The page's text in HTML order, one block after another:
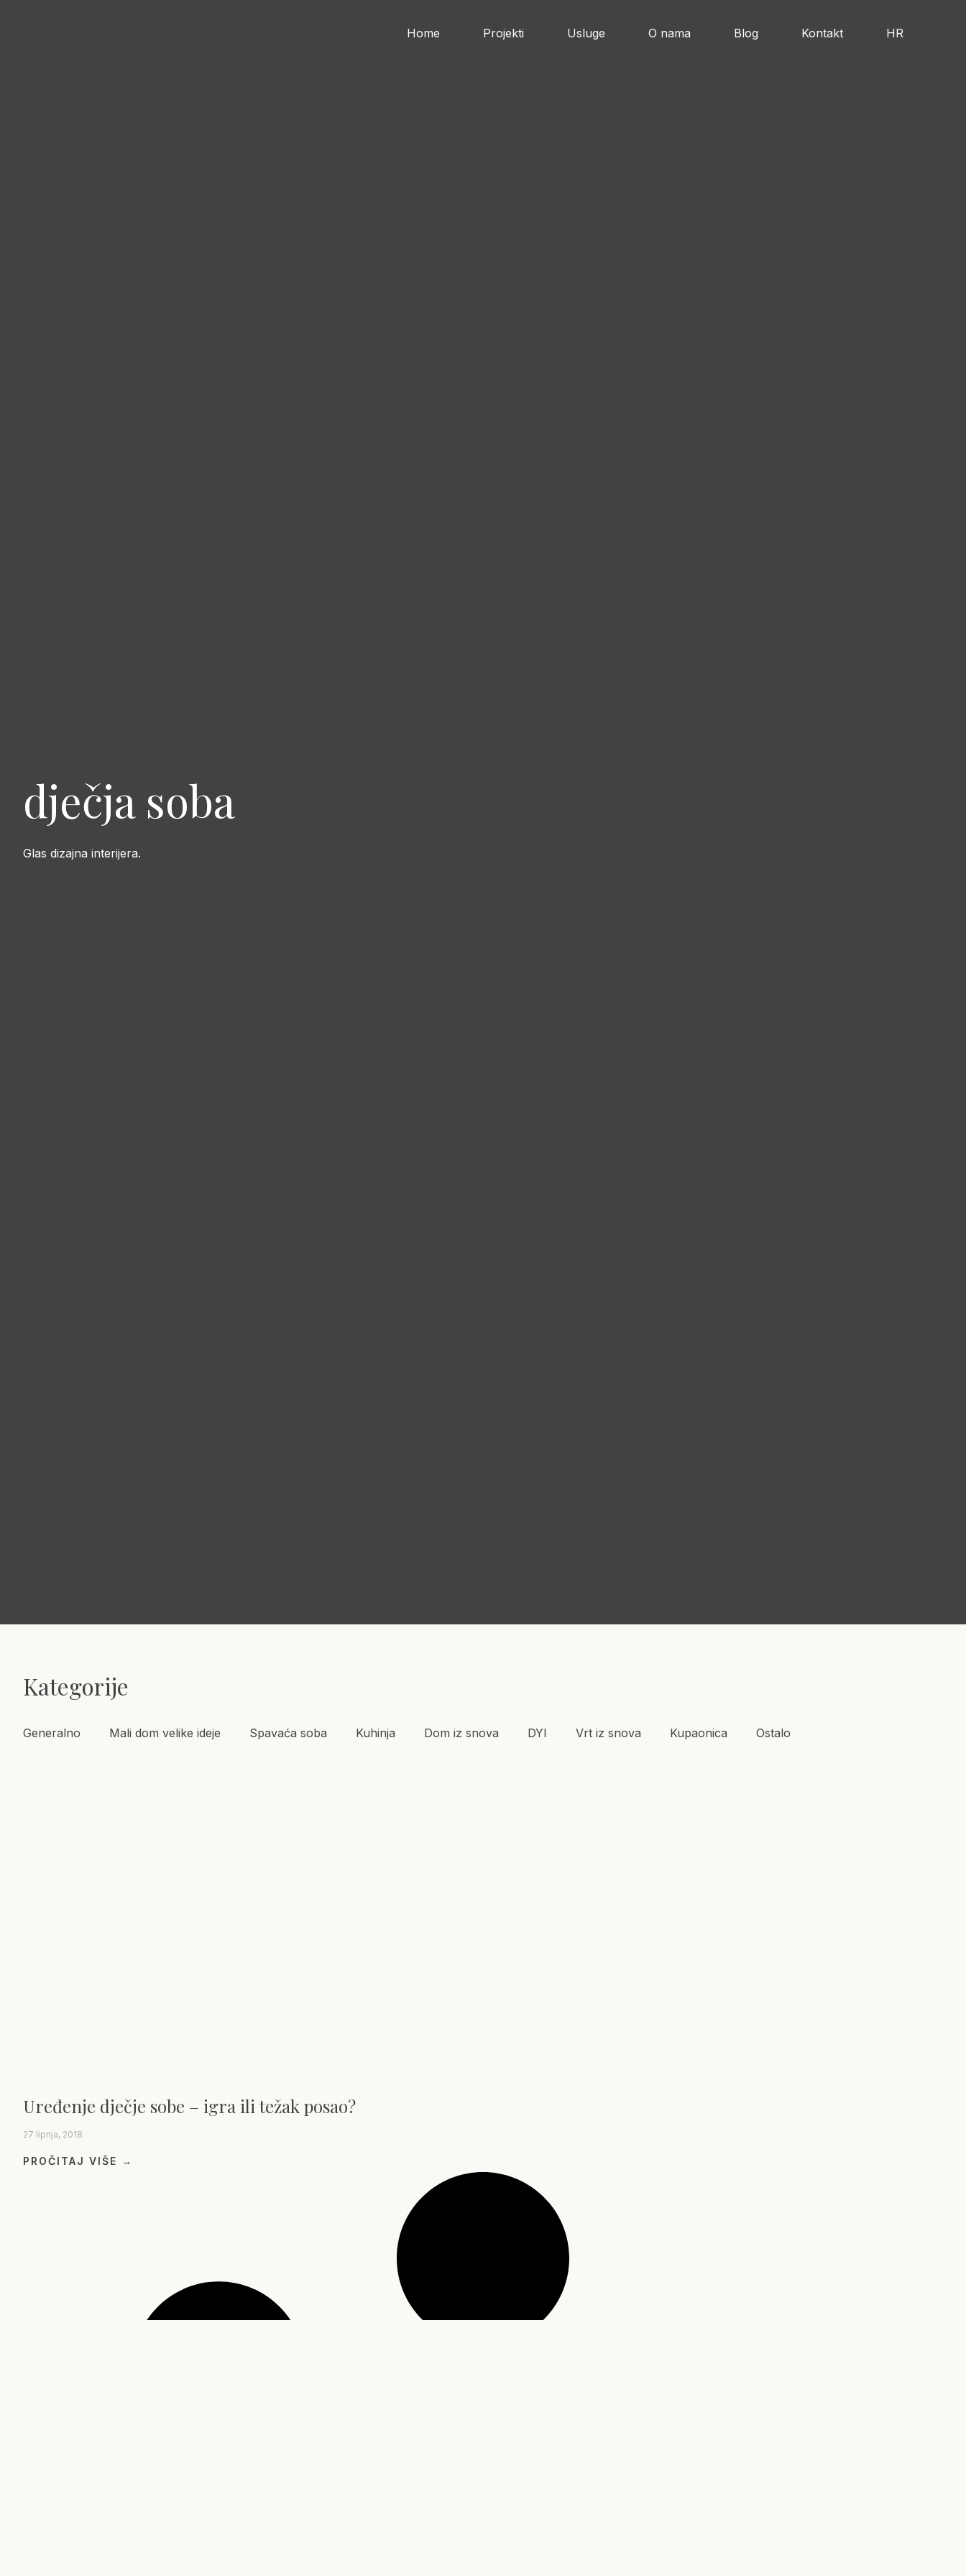
Home Projekti Usluge O nama Blog Kontakt HR
dječja soba
Glas dizajna interijera.
Kategorije
Generalno Mali dom velike ideje Spavaća soba Kuhinja Dom iz snova DYI Vrt iz snova Kupaonica Ostalo
Uređenje dječje sobe – igra ili težak posao?
27 lipnja, 2018
PROČITAJ VIŠE →